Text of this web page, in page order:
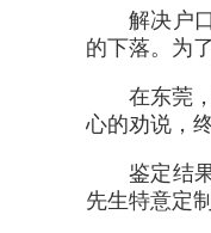
解决户
的下落。为
在东莞
心的劝说，
鉴定结
先生特意定